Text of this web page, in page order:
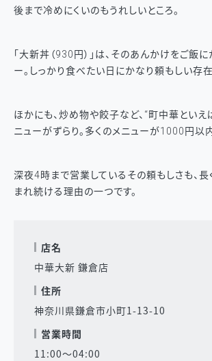
後まで冷めにくいのもうれしいところ。
「大新丼（930円）」は、そのあんかけをご飯
ー。しっかり食べたい日にかなり頼もしい存在
ほかにも、炒め物や餃子など、“町中華といえ
ニューがずらり。多くのメニューが1000円以内
深夜4時まで営業しているその頼もしさも、
まれ続ける理由の一つです。
店名
中華大新 鎌倉店
住所
神奈川県鎌倉市小町1-13-10
営業時間
11:00〜04:00